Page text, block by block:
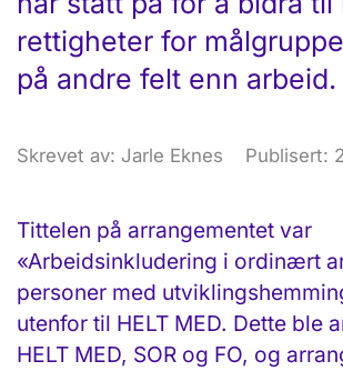
rettigheter for
på andre felt enn arbeid.
Skrevet av: Jarle Eknes Publisert:
Tittelen på arrangementet var
«Arbeidsinkludering i ordinært
personer med
utenfor til HELT MED. Dette ble
HELT MED, SOR og FO, og